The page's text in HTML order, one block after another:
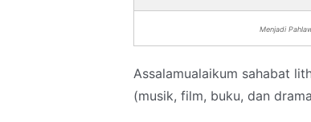
Menjadi
Assalamualaikum sahabat
(musik, film, buku, dan